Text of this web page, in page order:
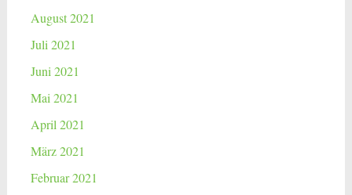
August 2021
Juli 2021
Juni 2021
Mai 2021
April 2021
März 2021
Februar 2021